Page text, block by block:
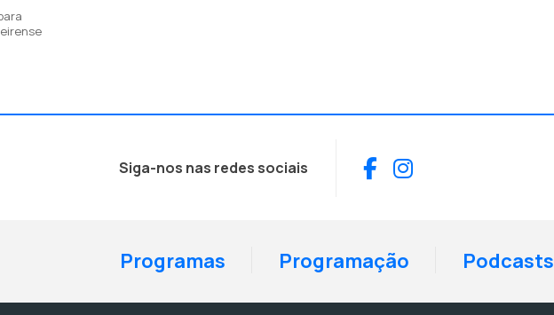
Siga-nos nas redes sociais Facebook
Instagram
Programas Programação Podcasts